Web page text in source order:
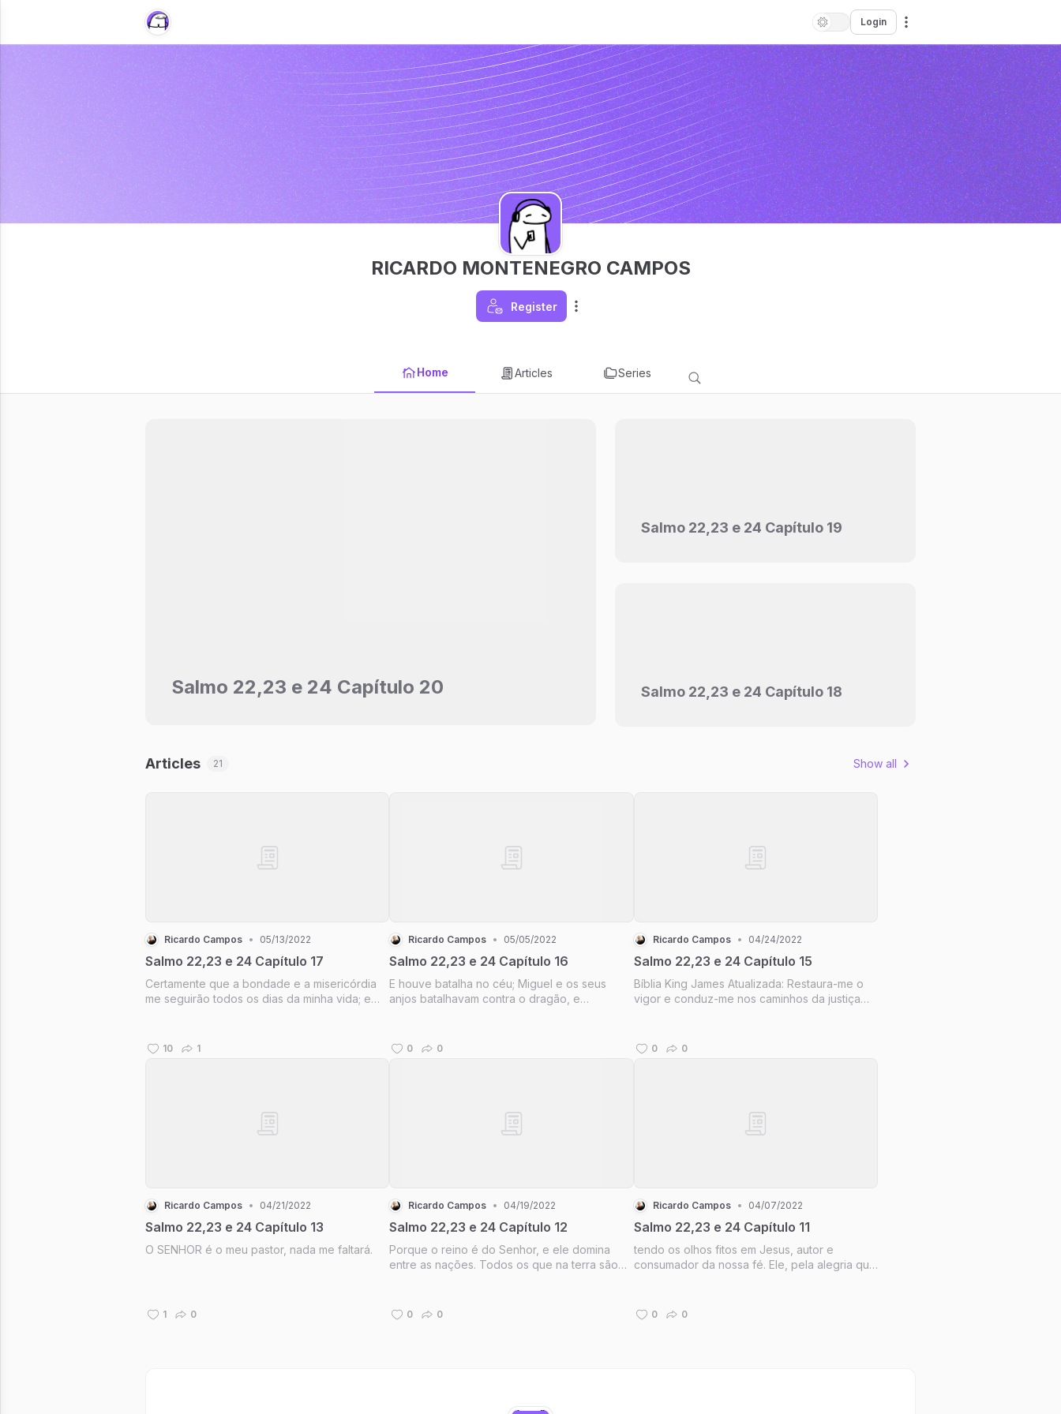
Login
RICARDO MONTENEGRO CAMPOS
Register
Home Articles Series
Salmo 22,23 e 24 Capítulo 20
Salmo 22,23 e 24 Capítulo 19
Salmo 22,23 e 24 Capítulo 18
Articles 21 Show all
Ricardo Campos • 05/13/2022
Salmo 22,23 e 24 Capítulo 17
Certamente que a bondade e a misericórdia
me seguirão todos os dias da minha vida; e
10 1
Ricardo Campos • 05/05/2022
Salmo 22,23 e 24 Capítulo 16
E houve batalha no céu; Miguel e os seus
anjos batalhavam contra o dragão, e
achou nos céus. E foi precipitado o grande
0 0
Ricardo Campos • 04/24/2022
Salmo 22,23 e 24 Capítulo 15
Bíblia King James Atualizada: Restaura-me o
vigor e conduz-me nos caminhos da justiça
0 0
Ricardo Campos • 04/21/2022
Salmo 22,23 e 24 Capítulo 13
O SENHOR é o meu pastor, nada me faltará.
1 0
Ricardo Campos • 04/19/2022
Salmo 22,23 e 24 Capítulo 12
Porque o reino é do Senhor, e ele domina
entre as nações. Todos os que na terra são
nenhum poderá reter viva a sua alma. Uma
0 0
Ricardo Campos • 04/07/2022
Salmo 22,23 e 24 Capítulo 11
tendo os olhos fitos em Jesus, autor e
consumador da nossa fé. Ele, pela alegria que
direita do trono de Deus. Hebreus 12:2
0 0